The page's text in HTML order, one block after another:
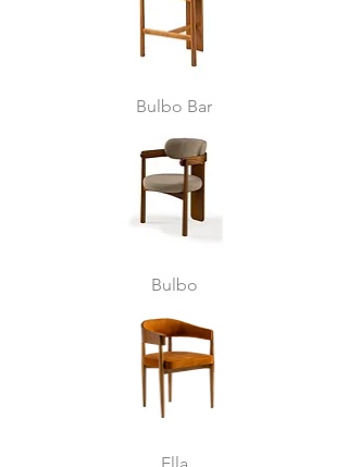
Bulbo Bar
Bulbo